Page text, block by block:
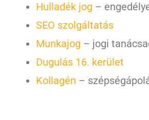
Hulladék jog –
SEO szolgáltatás
Munkajog – jogi
Dugulás 16. kerület
Kollagén –